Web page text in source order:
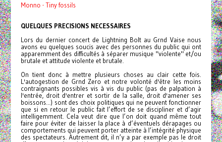
Monno - Tiny fossils
QUELQUES PRECISIONS NECESSAIRES
Lors du dernier concert de Lightning Bolt au Grnd Vaise nous
avons eu quelques soucis avec des personnes du public qui ont
apparemment des difficultés à séparer musique "violente" et/ou
brutale et attitude violente et brutale.
On tient donc à mettre plusieurs choses au clair cette fois.
L'autogestion de Grnd Zero et notre volonté d'être les moins
contraignants possibles vis à vis du public (pas de palpation à
l'entrée, droit d'entrer et sortir de la salle, droit d'amener ses
boissons...) sont des choix politiques qui ne peuvent fonctionner
que si en retour le public fait l’effort de se discipliner et d’agir
intelligemment. Cela veut dire que l’on doit quand même tout
faire pour éviter de laisser la place à d’éventuels dérapages ou
comportements qui peuvent porter atteinte à l’intégrité physique
des spectateurs. Autrement dit, il n’y a par exemple pas le droit